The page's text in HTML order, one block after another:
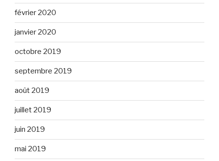
février 2020
janvier 2020
octobre 2019
septembre 2019
août 2019
juillet 2019
juin 2019
mai 2019